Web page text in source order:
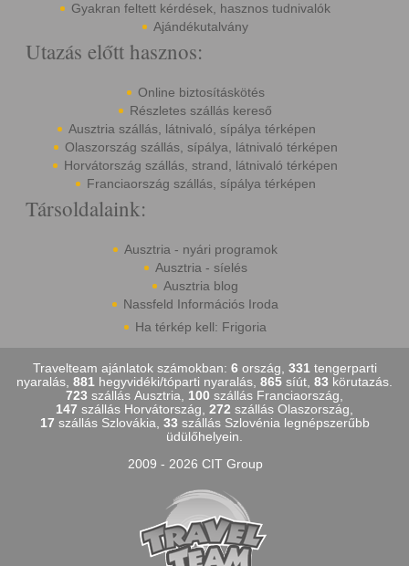
Gyakran feltett kérdések, hasznos tudnivalók
Ajándékutalvány
Utazás előtt hasznos:
Online biztosításkötés
Részletes szállás kereső
Ausztria szállás, látnivaló, sípálya térképen
Olaszország szállás, sípálya, látnivaló térképen
Horvátország szállás, strand, látnivaló térképen
Franciaország szállás, sípálya térképen
Társoldalaink:
Ausztria - nyári programok
Ausztria - síelés
Ausztria blog
Nassfeld Információs Iroda
Ha térkép kell: Frigoria
Travelteam ajánlatok számokban: 6ország, 331tengerparti
nyaralás, 881 hegyvidéki/tóparti nyaralás, 865 síút, 83 körutazás.
723 szállás Ausztria, 100 szállás Franciaország,
147 szállás Horvátország, 272 szállás Olaszország,
17 szállás Szlovákia, 33 szállás Szlovénia legnépszerűbb
üdülőhelyein.
2009 - 2026 CIT Group